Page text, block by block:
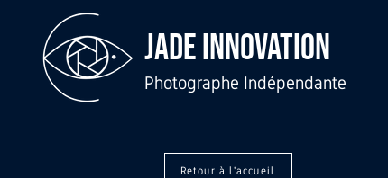
Jade Innovation
Photographe Indépendante
Retour à l'accueil